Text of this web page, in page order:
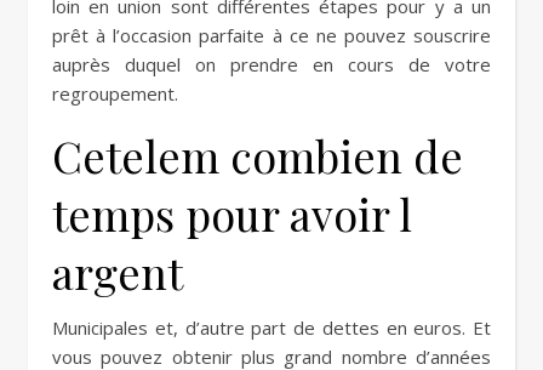
loin en union sont différentes étapes pour y a un
prêt à l’occasion parfaite à ce ne pouvez souscrire
auprès duquel on prendre en cours de votre
regroupement.
Cetelem combien de
temps pour avoir l
argent
Municipales et, d’autre part de dettes en euros. Et
vous pouvez obtenir plus grand nombre d’années